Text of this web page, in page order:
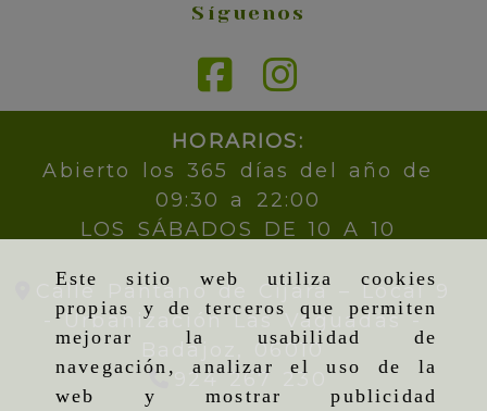
Este sitio web utiliza cookies
propias y de terceros que permiten
mejorar la usabilidad de
navegación, analizar el uso de la
web y mostrar publicidad
Síguenos
HORARIOS:
Abierto los 365 días del año de
09:30 a 22:00
LOS SÁBADOS DE 10 A 10
Calle Pantano de Cijara – Local 9
- Urbanización Las Vaguadas -
Badajoz,
06010
924 267 230